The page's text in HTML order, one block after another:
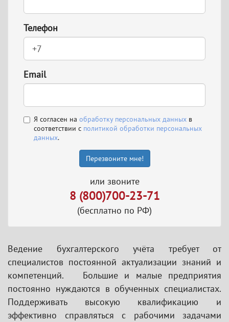
Телефон
Email
Я согласен на обработку персональных данных в
соответствии с политикой обработки персональных
данных.
Перезвоните мне!
или звоните
8 (800)700-23-71
(бесплатно по РФ)
Ведение бухгалтерского учёта требует от
специалистов постоянной актуализации знаний и
компетенций. Большие и малые предприятия
постоянно нуждаются в обученных специалистах.
Поддерживать высокую квалификацию и
эффективно справляться с рабочими задачами